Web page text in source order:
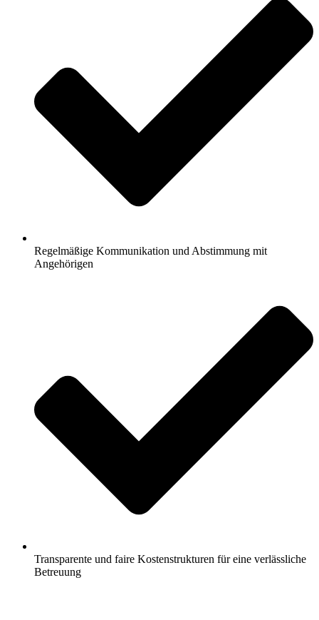
Regelmäßige Kommunikation und Abstimmung mit
Angehörigen
Transparente und faire Kostenstrukturen für eine verlässliche
Betreuung